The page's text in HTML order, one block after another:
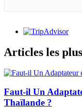
Articles les
Faut-il Un
Thaïlande ?